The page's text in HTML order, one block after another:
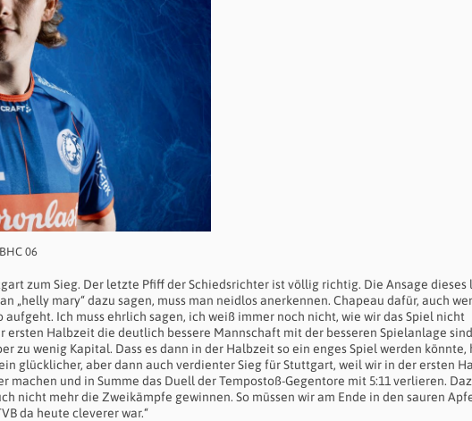
06
zum Sieg. Der letzte Pfiff der Schiedsrichter ist völlig richtig. Die Ansage
„helly mary“ dazu sagen, muss man neidlos anerkennen. Chapeau dafür, auch
Ich muss ehrlich sagen, ich weiß immer noch nicht, wie wir das Spiel nicht
ersten Halbzeit die deutlich bessere Mannschaft mit der besseren Spielanlage
zu wenig Kapital. Dass es dann in der Halbzeit so ein enges Spiel werden könnte,
glücklicher, aber dann auch verdienter Sieg für Stuttgart, weil wir in der ersten
machen und in Summe das Duell der Tempostoß-Gegentore mit 5:11 verlieren.
nicht mehr die Zweikämpfe gewinnen. So müssen wir am Ende in den sauren
da heute cleverer war.“